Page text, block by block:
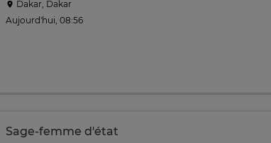
Dakar, Dakar
Aujourd'hui, 08:56
Sage-femme d'état